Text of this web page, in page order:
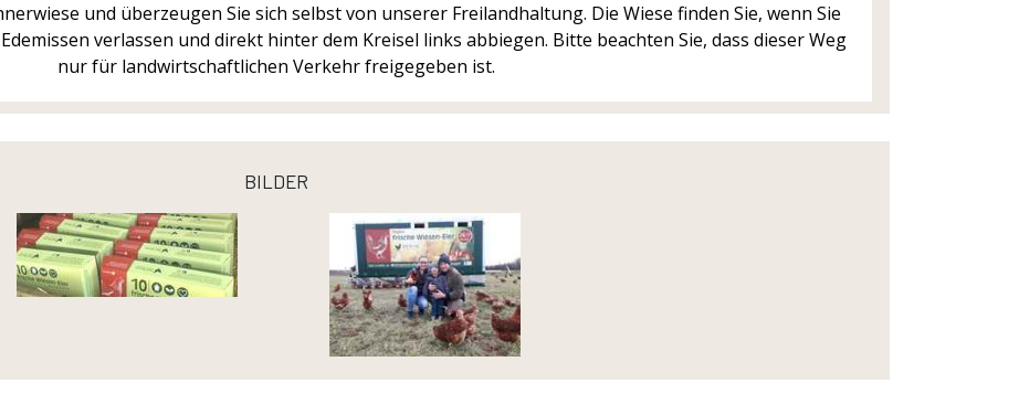
und überzeugen Sie sich selbst von unserer Freilandhaltung. Die Wiese finden Sie, wenn Sie
verlassen und direkt hinter dem Kreisel links abbiegen. Bitte beachten Sie, dass dieser Weg
nur für landwirtschaftlichen Verkehr freigegeben ist.
bilder